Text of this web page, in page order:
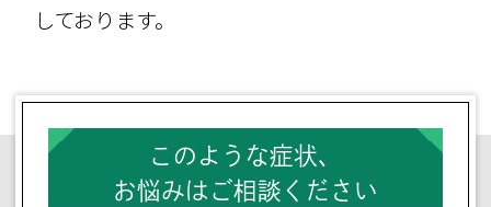
しております。
このような症状、
お悩みはご相談ください